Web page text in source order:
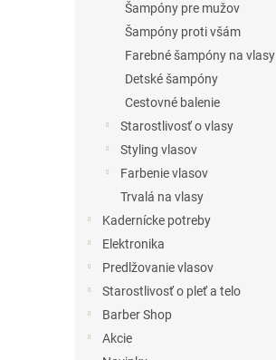
Šampóny pre mužov
Šampóny proti všám
Farebné šampóny na vlasy
Detské šampóny
Cestovné balenie
Starostlivosť o vlasy
Styling vlasov
Farbenie vlasov
Trvalá na vlasy
Kadernícke potreby
Elektronika
Predlžovanie vlasov
Starostlivosť o pleť a telo
Barber Shop
Akcie